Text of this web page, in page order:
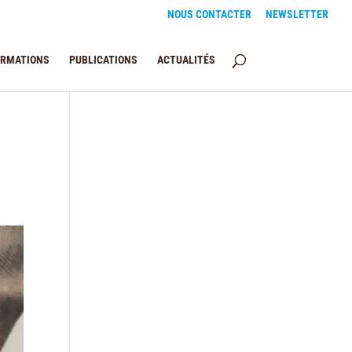
NOUS CONTACTER NEWSLETTER
PUBLICATIONS ACTUALITÉS